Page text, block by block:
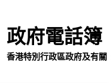
政府電話簿
香港特別行政區政府及有